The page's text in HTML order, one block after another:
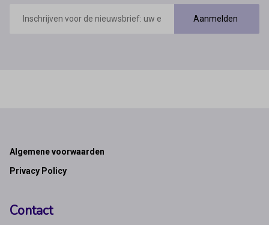
mailadres
Aanmelden
Footer
Algemene voorwaarden
Privacy Policy
Contact